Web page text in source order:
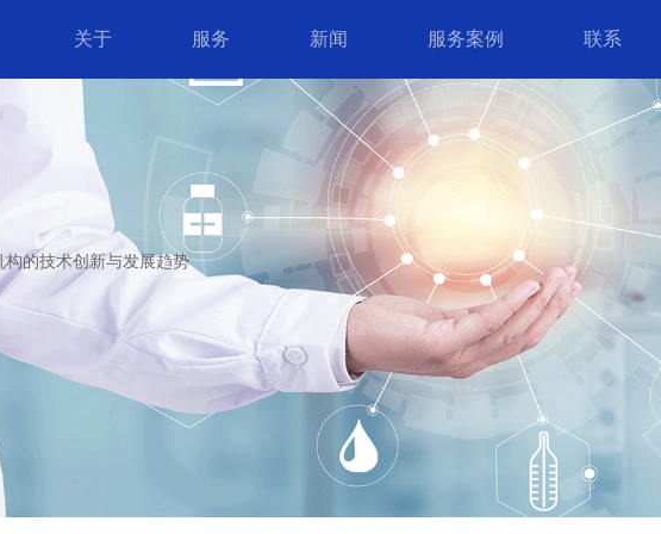
关于 服务 新闻 服务案例 联系
构的技术创新与发展趋势